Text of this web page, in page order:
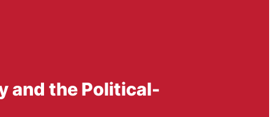
and the Political-